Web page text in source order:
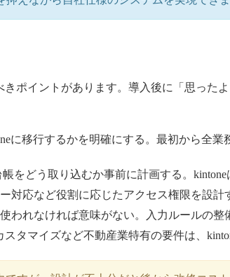
ポイントがあります。導入後に「思った
に移行するかを明確にする。最初から全
帳をどう取り込むか事前に計画する。
対応など役割に応じたアクセス権限を設
われなければ意味がない。入力ルールの
スタマイズなど不動産業特有の要件は、